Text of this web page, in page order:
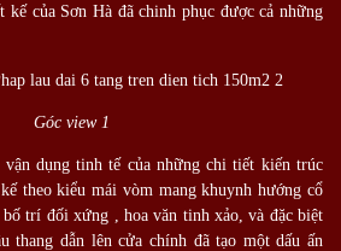
kế của Sơn Hà đã chinh phục được cả những
Góc view 1
dụng tinh tế của những chi tiết kiến trúc
theo kiểu mái vòm mang khuynh hướng cổ
trí đối xứng , hoa văn tinh xảo, và đặc biệt
thang dẫn lên cửa chính đã tạo một dấu ấn